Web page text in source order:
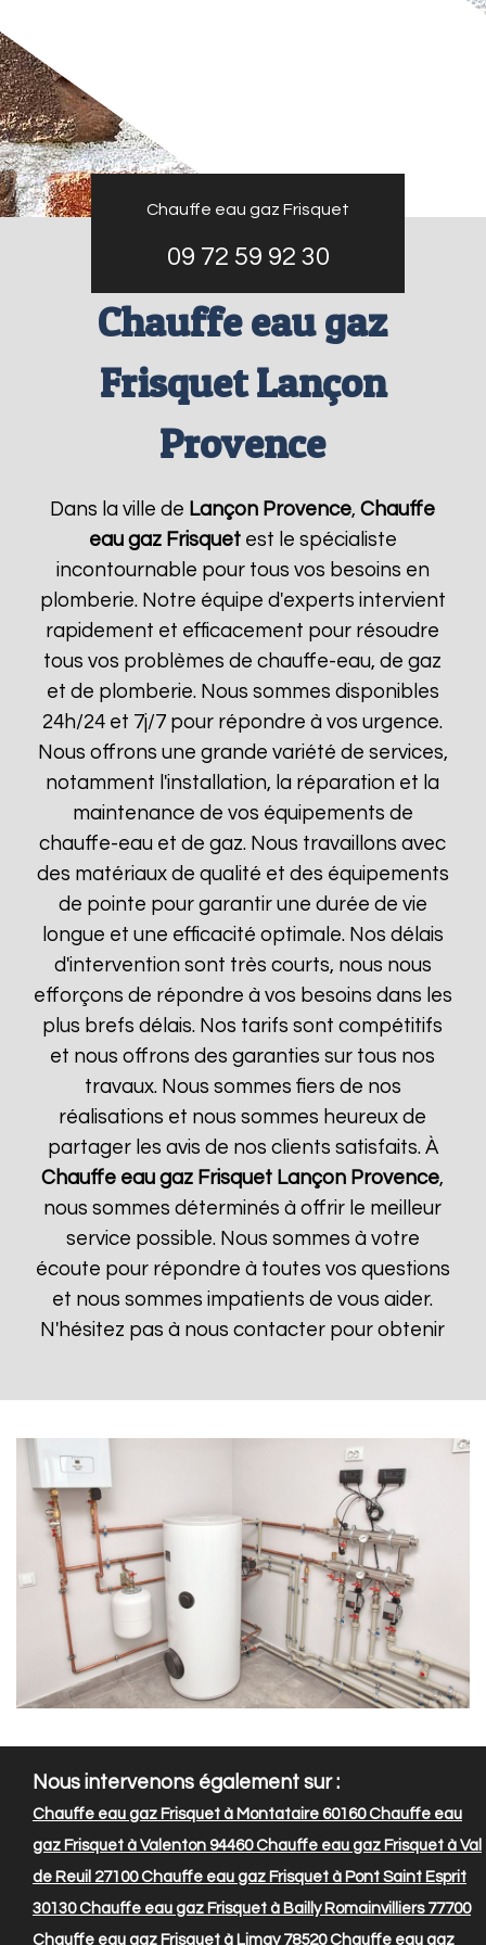
Chauffe eau gaz Frisquet
09 72 59 92 30
Chauffe eau gaz
Frisquet Lançon
Provence
Dans la ville de Lançon Provence,Chauffe
eau gaz Frisquetest le spécialiste
incontournable pour tous vos besoins en
plomberie. Notre équipe d'experts intervient
rapidement et efficacement pour résoudre
tous vos problèmes de chauffe-eau, de gaz
et de plomberie. Nous sommes disponibles
24h/24 et 7j/7 pour répondre à vos urgence.
Nous offrons une grande variété de services,
notamment l'installation, la réparation et la
maintenance de vos équipements de
chauffe-eau et de gaz. Nous travaillons avec
des matériaux de qualité et des équipements
de pointe pour garantir une durée de vie
longue et une efficacité optimale. Nos délais
d'intervention sont très courts, nous nous
efforçons de répondre à vos besoins dans les
plus brefs délais. Nos tarifs sont compétitifs
et nous offrons des garanties sur tous nos
travaux. Nous sommes fiers de nos
réalisations et nous sommes heureux de
partager les avis de nos clients satisfaits. À
Chauffe eau gaz Frisquet Lançon Provence,
nous sommes déterminés à offrir le meilleur
service possible. Nous sommes à votre
écoute pour répondre à toutes vos questions
et nous sommes impatients de vous aider.
N'hésitez pas à nous contacter pour obtenir
Nous intervenons également sur :
Chauffe eau gaz Frisquet à Montataire 60160Chauffe eau
gaz Frisquet à Valenton 94460Chauffe eau gaz Frisquet à Val
de Reuil 27100Chauffe eau gaz Frisquet à Pont Saint Esprit
30130Chauffe eau gaz Frisquet à Bailly Romainvilliers 77700
Chauffe eau gaz Frisquet à Limay 78520Chauffe eau gaz